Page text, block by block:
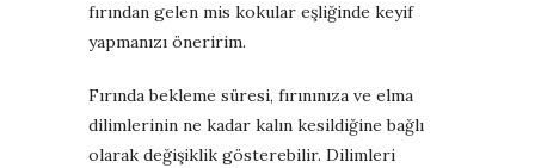
fırından gelen mis kokular eşliğinde keyif
yapmanızı öneririm.
Fırında bekleme süresi, fırınınıza ve elma
dilimlerinin ne kadar kalın kesildiğine bağlı
olarak değişiklik gösterebilir. Dilimleri